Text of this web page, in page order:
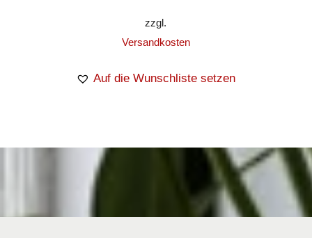
zzgl.
Versandkosten
Auf die Wunschliste setzen